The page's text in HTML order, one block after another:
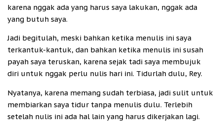
karena nggak ada yang harus saya lakukan, nggak ada
yang butuh saya.
Jadi begitulah, meski bahkan ketika menulis ini saya
terkantuk-kantuk, dan bahkan ketika menulis ini susah
payah saya teruskan, karena sejak tadi saya membujuk
diri untuk nggak perlu nulis hari ini. Tidurlah dulu, Rey.
Nyatanya, karena memang sudah terbiasa, jadi sulit untuk
membiarkan saya tidur tanpa menulis dulu. Terlebih
setelah nulis ini ada hal lain yang harus dikerjakan lagi.